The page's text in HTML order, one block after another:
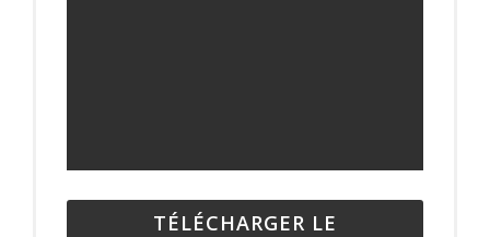
TÉLÉCHARGER LE